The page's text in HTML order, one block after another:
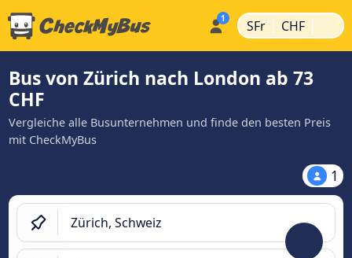
SFr | CHF |
Bus von Zürich nach London ab 73
CHF
Vergleiche alle Busunternehmen und finde den besten Preis
mit CheckMyBus
1